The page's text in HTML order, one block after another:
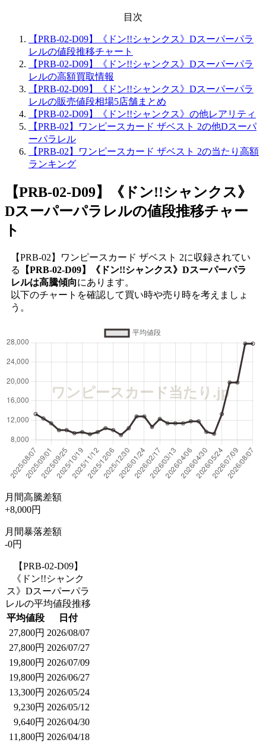
目次
【PRB-02-D09】《ドン!!シャンクス》Dスーパーパラ
レルの値段推移チャート
【PRB-02-D09】《ドン!!シャンクス》Dスーパーパラ
レルの高額買取情報
【PRB-02-D09】《ドン!!シャンクス》Dスーパーパラ
レルの販売値段相場5店舗まとめ
【PRB-02-D09】《ドン!!シャンクス》の他レアリティ
【PRB-02】ワンピースカード ザベスト 2の他Dスーパ
ーパラレル
【PRB-02】ワンピースカード ザベスト 2の当たり高額
ランキング
【PRB-02-D09】《ドン!!シャンクス》
Dスーパーパラレルの値段推移チャー
ト
【PRB-02】ワンピースカード ザベスト 2に収録されてい
る
【PRB-02-D09】《ドン!!シャンクス》Dスーパーパラ
レルは高騰傾向にあります。
以下のチャートを確認して買い時や売り時を考えましょ
う。
月間高騰差額
+8,000円
月間暴落差額
-0円
【PRB-02-D09】
《ドン!!シャンク
ス》Dスーパーパラ
レルの平均値段推移
平均値段
日付
27,800円 2026/08/07
27,800円 2026/07/27
19,800円 2026/07/09
19,800円 2026/06/27
13,300円 2026/05/24
9,230円 2026/05/12
9,640円 2026/04/30
11,800円 2026/04/18